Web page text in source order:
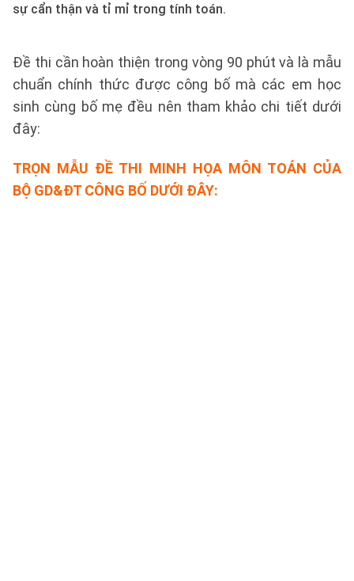
sự cẩn thận và tỉ mỉ trong tính toán.
Đề thi cần hoàn thiện trong vòng 90 phút và là mẫu
chuẩn chính thức được công bố mà các em học
sinh cùng bố mẹ đều nên tham khảo chi tiết dưới
đây:
TRỌN MẪU ĐỀ THI MINH HỌA MÔN TOÁN CỦA
BỘ GD&ĐT CÔNG BỐ DƯỚI ĐÂY: